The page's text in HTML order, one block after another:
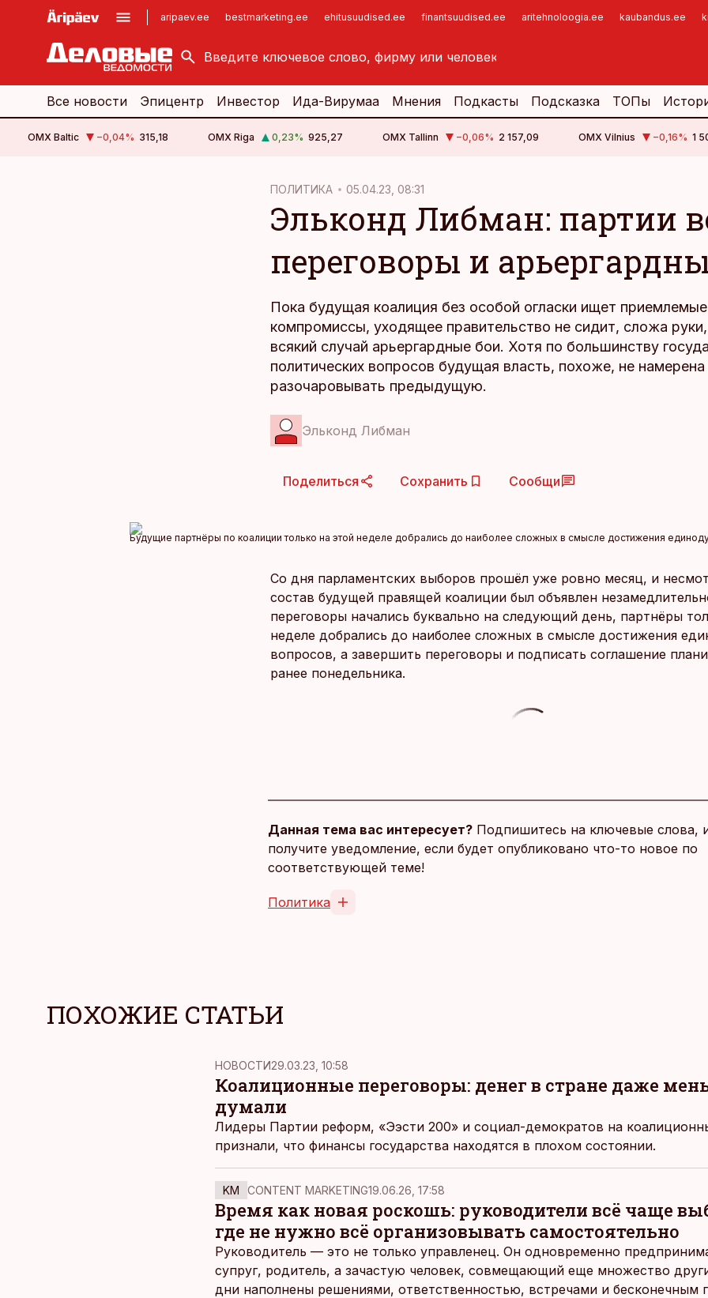
aripaev.ee bestmarketing.ee ehitusuudised.ee finantsuudised.ee aritehnoloogia.ee kaubandus.ee
kinnisvarauudised.ee
logistikauudised.ee
imelineajalugu.ee
Все новости Эпицентр Инвестор Ида-Вирумаа Мнения Подкасты Подсказка ТОПы
OMX Baltic −0,04% 315,18 OMX Riga 0,23% 925,27 OMX Tallinn −0,06% 2 157,09 OMX Vilnius −0,16% 1
ПОЛИТИКА 05.04.23, 08:31
Эльконд Либман: партии
переговоры и
Пока будущая коалиция без особой огласки ищет приемлемые
компромиссы, уходящее правительство не сидит, сложа
всякий случай арьергардные бои. Хотя по большинству
политических вопросов будущая власть, похоже, не намерена
разочаровывать предыдущую.
Эльконд Либман
Поделиться Сохранить Сообщи
Будущие партнёры по коалиции только на этой неделе добрались до наиболее сложных в смысле достижения
Со дня парламентских выборов прошёл уже ровно месяц, и
состав будущей правящей коалиции был объявлен
переговоры начались буквально на следующий день, партнёры
неделе добрались до наиболее сложных в смысле достижения
вопросов, а завершить переговоры и подписать соглашение
ранее понедельника.
Данная тема вас интересует? Подпишитесь на ключевые слова,
получите уведомление, если будет опубликовано что-то новое по
соответствующей теме!
Политика
ПОХОЖИЕ СТАТЬИ
НОВОСТИ29.03.23, 10:58
Коалиционные переговоры: денег в стране даже
думали
Лидеры Партии реформ, «Ээсти 200» и социал-демократов на
признали, что финансы государства находятся в плохом состоянии.
KM CONTENT MARKETING19.06.26, 17:58
Время как новая роскошь: руководители всё чаще
где не нужно всё организовывать самостоятельно
Руководитель — это не только управленец. Он одновременно
супруг, родитель, а зачастую человек, совмещающий еще множество
дни наполнены решениями, ответственностью, встречами и бесконечным